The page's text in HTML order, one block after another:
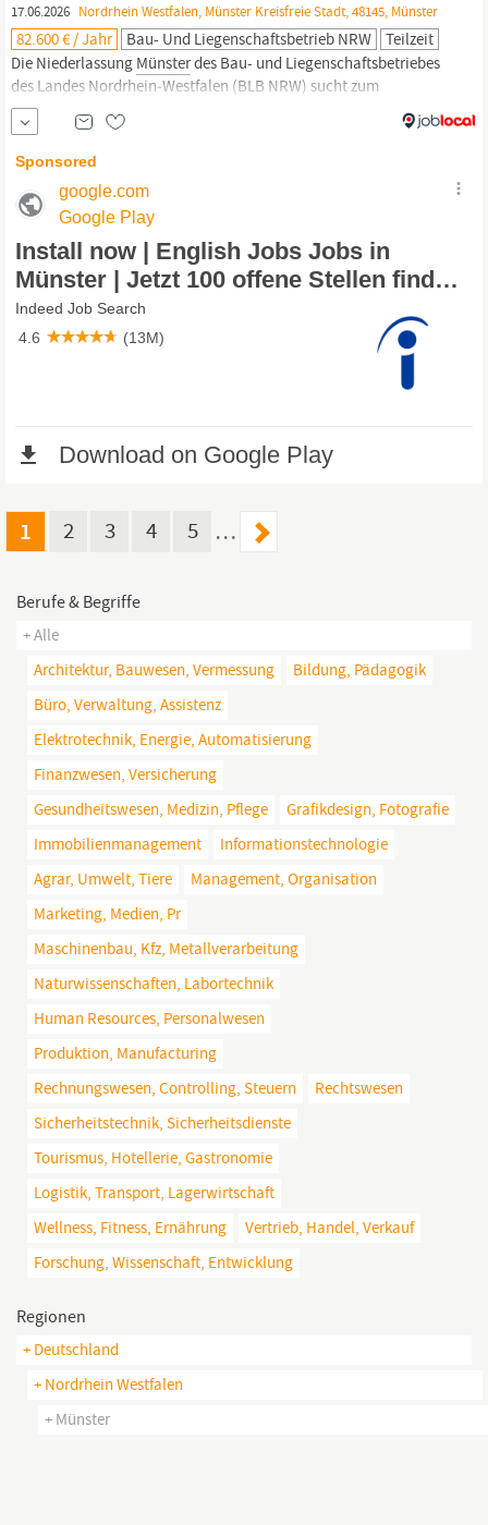
17.06.2026 Nordrhein Westfalen, Münster Kreisfreie Stadt, 48145, Münster
82.600 € / Jahr Bau- Und Liegenschaftsbetrieb NRW
Teilzeit
Die Niederlassung Münsterdes Bau- und Liegenschaftsbetriebes
des Landes Nordrhein‑Westfalen (BLB NRW) sucht zum
nächstmöglichen Zeitpunkt mehrere Ingenieurinnen / Ingenieure,
Technikerinnen / Techniker, Meisterinnen / Meister (w/m/d) der
Versorgungstechnik/​Technischen Gebäude­ausrüstung als Projekt­
teammitglied Der Bau- und Liegenschaftsbetrieb NRW ist
1 2 3 4 5 …
Berufe & Begriffe
+ Alle
Architektur, Bauwesen, Vermessung
Bildung, Pädagogik
Büro, Verwaltung, Assistenz
Elektrotechnik, Energie, Automatisierung
Finanzwesen, Versicherung
Gesundheitswesen, Medizin, Pflege
Grafikdesign, Fotografie
Immobilienmanagement
Informationstechnologie
Agrar, Umwelt, Tiere
Management, Organisation
Marketing, Medien, Pr
Maschinenbau, Kfz, Metallverarbeitung
Naturwissenschaften, Labortechnik
Human Resources, Personalwesen
Produktion, Manufacturing
Rechnungswesen, Controlling, Steuern
Rechtswesen
Sicherheitstechnik, Sicherheitsdienste
Tourismus, Hotellerie, Gastronomie
Logistik, Transport, Lagerwirtschaft
Wellness, Fitness, Ernährung
Vertrieb, Handel, Verkauf
Forschung, Wissenschaft, Entwicklung
Regionen
+ Deutschland
+ Nordrhein Westfalen
+ Münster